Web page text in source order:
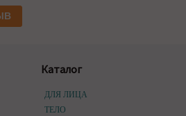
Каталог
ДЛЯ ЛИЦА
ТЕЛО